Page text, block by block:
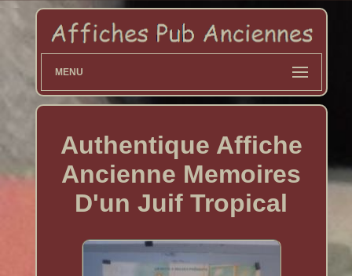
MENU
Authentique Affiche
Ancienne Memoires
D'un Juif Tropical